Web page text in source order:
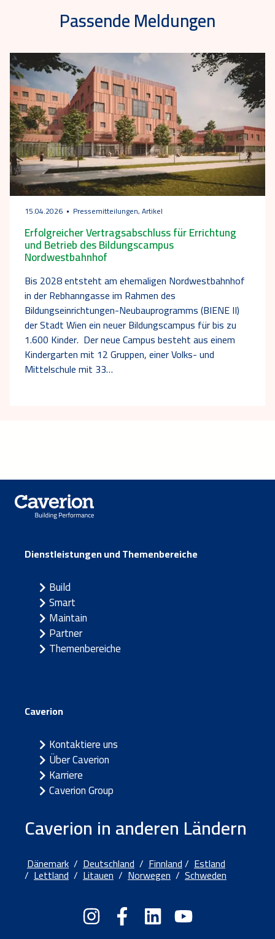
Passende Meldungen
15.04.2026 Pressemitteilungen, Artikel
Erfolgreicher Vertragsabschluss für Errichtung
und Betrieb des Bildungscampus
Nordwestbahnhof
Bis 2028 entsteht am ehemaligen Nordwestbahnhof
in der Rebhanngasse im Rahmen des
Bildungseinrichtungen-Neubauprogramms (BIENE II)
der Stadt Wien ein neuer Bildungscampus für bis zu
1.600 Kinder. Der neue Campus besteht aus einem
Kindergarten mit 12 Gruppen, einer Volks- und
Mittelschule mit 33…
Dienstleistungen und Themenbereiche
Build
Smart
Maintain
Partner
Themenbereiche
Caverion
Kontaktiere uns
Über Caverion
Karriere
Caverion Group
Caverion in anderen Ländern
Dänemark / Deutschland / Finnland/ Estland
/ Lettland / Litauen / Norwegen / Schweden